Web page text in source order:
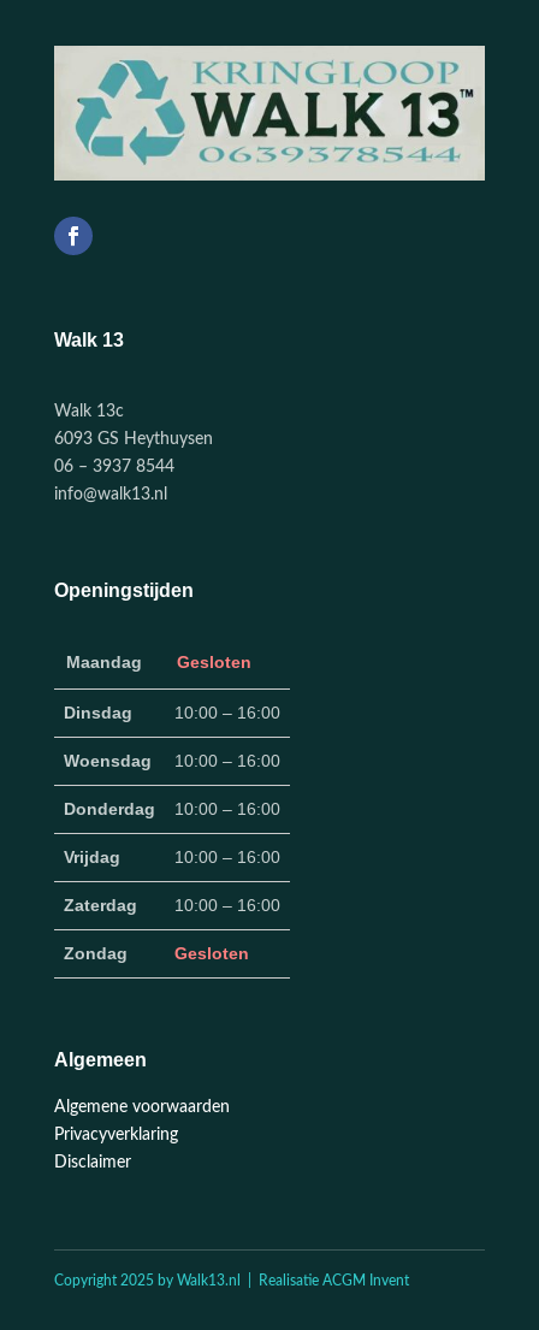
Walk 13
Walk 13c
6093 GS Heythuysen
06 – 3937 8544
info@walk13.nl
Openingstijden
Maandag Gesloten
Dinsdag 10:00 – 16:00
Woensdag 10:00 – 16:00
Donderdag 10:00 – 16:00
Vrijdag 10:00 – 16:00
Zaterdag 10:00 – 16:00
Zondag Gesloten
Algemeen
Algemene voorwaarden
Privacyverklaring
Disclaimer
Copyright 2025 by Walk13.nl | Realisatie ACGM Invent